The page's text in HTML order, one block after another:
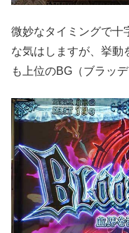
微妙なタイミングで十
な気はしますが、挙動
も上位のBG（ブラッ